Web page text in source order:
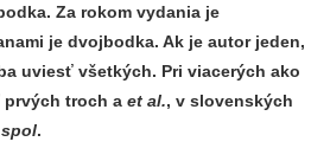
Za rokom vydania je
je dvojbodka. Ak je autor jeden,
uviesť všetkých. Pri viacerých ako
troch a et al., v slovenských
.